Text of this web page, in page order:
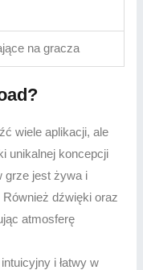
na gracza
wiele aplikacji, ale
unikalnej koncepcji
grze jest żywa i
dźwięki oraz
atmosferę
i łatwy w